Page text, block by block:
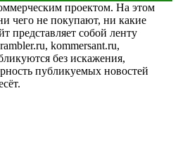
проектом. На этом
чего не покупают, ни какие
представляет собой ленту
kommersant.ru,
без искажения,
публикуемых новостей